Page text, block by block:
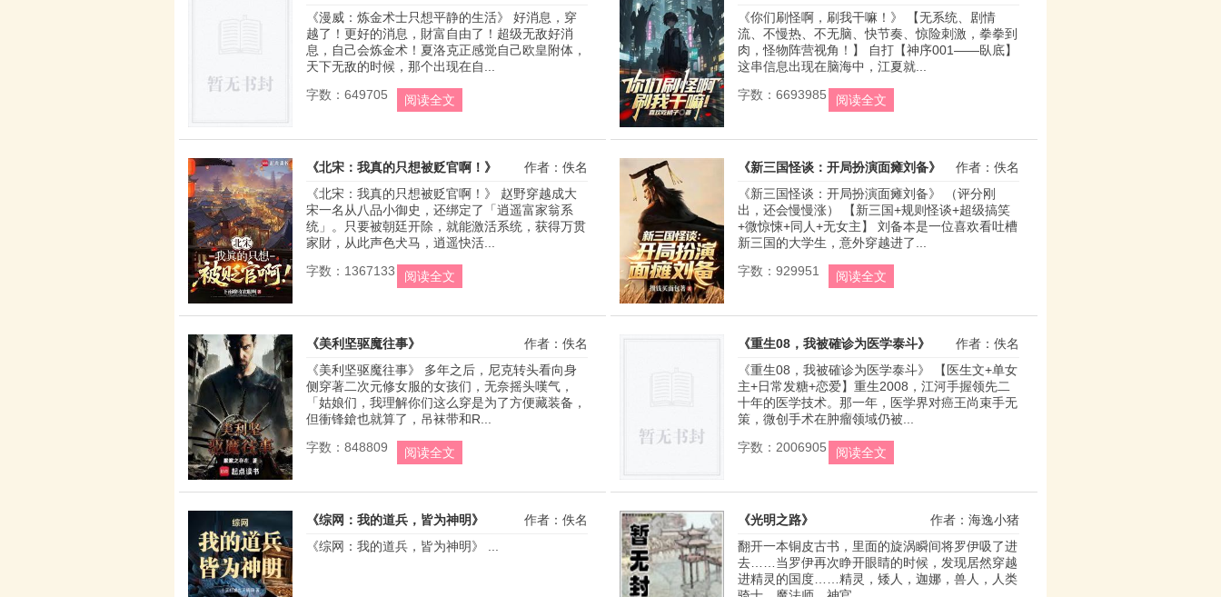
《漫威：炼金术士只想平静的生活》 好消息，穿
越了！更好的消息，財富自由了！超级无敌好消
息，自己会炼金术！夏洛克正感觉自己欧皇附体，
天下无敌的时候，那个出现在自...
字数：649705
阅读全文
《你们刷怪啊，刷我干嘛！》 【无系统、剧情
流、不慢热、不无脑、快节奏、惊险刺激，拳拳到
肉，怪物阵营视角！】 自打【神序001——臥底】
这串信息出现在脑海中，江夏就...
字数：6693985
阅读全文
《北宋：我真的只想被贬官啊！》
作者：佚名
《北宋：我真的只想被贬官啊！》 赵野穿越成大
宋一名从八品小御史，还绑定了「逍遥富家翁系
统」。只要被朝廷开除，就能激活系统，获得万贯
家財，从此声色犬马，逍遥快活...
字数：1367133
阅读全文
《新三国怪谈：开局扮演面瘫刘备》
作者：佚名
《新三国怪谈：开局扮演面瘫刘备》 （评分刚
出，还会慢慢涨） 【新三国+规则怪谈+超级搞笑
+微惊悚+同人+无女主】 刘备本是一位喜欢看吐槽
新三国的大学生，意外穿越进了...
字数：929951
阅读全文
《美利坚驱魔往事》
作者：佚名
《美利坚驱魔往事》 多年之后，尼克转头看向身
侧穿著二次元修女服的女孩们，无奈摇头嘆气，
「姑娘们，我理解你们这么穿是为了方便藏装备，
但衝锋鎗也就算了，吊袜带和R...
字数：848809
阅读全文
《重生08，我被確诊为医学泰斗》
作者：佚名
《重生08，我被確诊为医学泰斗》 【医生文+单女
主+日常发糖+恋爱】重生2008，江河手握领先二
十年的医学技术。那一年，医学界对癌王尚束手无
策，微创手术在肿瘤领域仍被...
字数：2006905
阅读全文
《综网：我的道兵，皆为神明》
作者：佚名
《综网：我的道兵，皆为神明》 ...
《光明之路》
作者：海逸小猪
翻开一本铜皮古书，里面的旋涡瞬间将罗伊吸了进
去……当罗伊再次睁开眼睛的时候，发现居然穿越
进精灵的国度……精灵，矮人，迦娜，兽人，人类